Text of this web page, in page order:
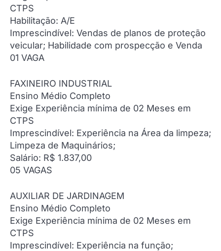
CTPS
Habilitação: A/E
Imprescindível: Vendas de planos de proteção
veicular; Habilidade com prospecção e Venda
01 VAGA
FAXINEIRO INDUSTRIAL
Ensino Médio Completo
Exige Experiência mínima de 02 Meses em
CTPS
Imprescindível: Experiência na Área da limpeza;
Limpeza de Maquinários;
Salário: R$ 1.837,00
05 VAGAS
AUXILIAR DE JARDINAGEM
Ensino Médio Completo
Exige Experiência mínima de 02 Meses em
CTPS
Imprescindível: Experiência na função;